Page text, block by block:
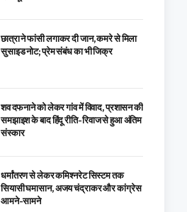
छात्रा ने फांसी लगाकर दी जान, कमरे से मिला
सुसाइड नोट; प्रेम संबंध का भी जिक्र
शव दफनाने को लेकर गांव में विवाद, प्रशासन की
समझाइश के बाद हिंदू रीति-रिवाज से हुआ अंतिम
संस्कार
धर्मांतरण से लेकर कमिश्नरेट सिस्टम तक
सियासी घमासान, अजय चंद्राकर और कांग्रेस
आमने-सामने